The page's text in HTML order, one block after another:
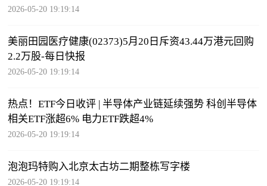
2026-05-20 19:19:14
美丽田园医疗健康(02373)5月20日斥资43.44万港元回购
2.2万股-每日快报
2026-05-20 19:19:14
热点！ETF今日收评 | 半导体产业链延续强势 科创半导体
相关ETF涨超6% 电力ETF跌超4%
2026-05-20 19:19:14
泡泡玛特购入北京太古坊二期整栋写字楼
2026-05-20 19:19:14